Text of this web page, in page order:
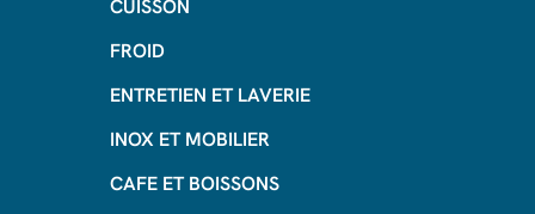
CUISSON
FROID
ENTRETIEN ET LAVERIE
INOX ET MOBILIER
CAFE ET BOISSONS